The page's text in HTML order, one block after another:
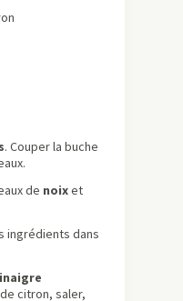
. Couper la buche
de noixet
ingrédients dans
citron, saler,